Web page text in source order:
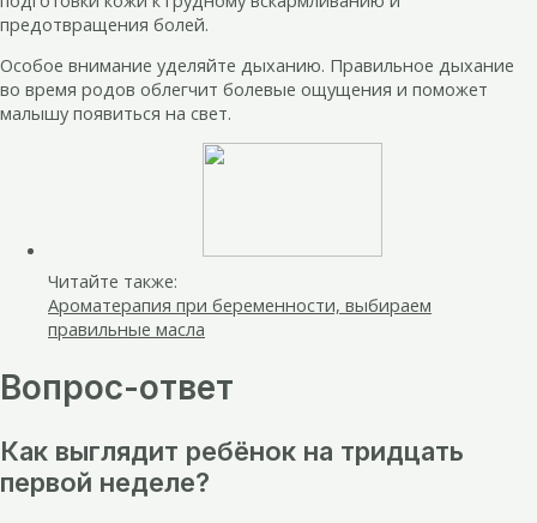
предотвращения болей.
Особое внимание уделяйте дыханию. Правильное дыхание
во время родов облегчит болевые ощущения и поможет
малышу появиться на свет.
Читайте также:
Ароматерапия при беременности, выбираем
правильные масла
Вопрос-ответ
Как выглядит ребёнок на тридцать
первой неделе?